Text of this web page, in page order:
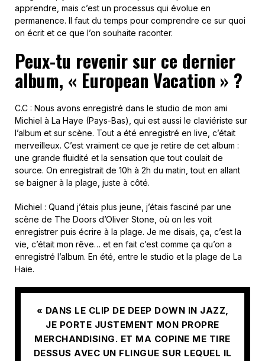
apprendre, mais c’est un processus qui évolue en
permanence. Il faut du temps pour comprendre ce sur quoi
on écrit et ce que l’on souhaite raconter.
Peux-tu revenir sur ce dernier
album, « European Vacation » ?
C.C : Nous avons enregistré dans le studio de mon ami
Michiel à La Haye (Pays-Bas), qui est aussi le claviériste sur
l’album et sur scène. Tout a été enregistré en live, c’était
merveilleux. C’est vraiment ce que je retire de cet album :
une grande fluidité et la sensation que tout coulait de
source. On enregistrait de 10h à 2h du matin, tout en allant
se baigner à la plage, juste à côté.
Michiel : Quand j’étais plus jeune, j’étais fasciné par une
scène de The Doors d’Oliver Stone, où on les voit
enregistrer puis écrire à la plage. Je me disais, ça, c’est la
vie, c’était mon rêve… et en fait c’est comme ça qu’on a
enregistré l’album. En été, entre le studio et la plage de La
Haie.
« DANS LE CLIP DE DEEP DOWN IN JAZZ,
JE PORTE JUSTEMENT MON PROPRE
MERCHANDISING. ET MA COPINE ME TIRE
DESSUS AVEC UN FLINGUE SUR LEQUEL IL